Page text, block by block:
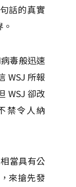
話的真實
毒般迅速
WSJ 所報
WSJ 卻改
禁令人納
當具有公
來搶先發